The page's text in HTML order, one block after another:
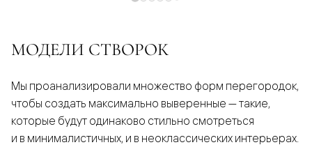
МОДЕЛИ СТВОРОК
Мы проанализировали множество форм перегородок,
чтобы создать максимально выверенные — такие,
которые будут одинаково стильно смотреться
и в минималистичных, и в неоклассических интерьерах.